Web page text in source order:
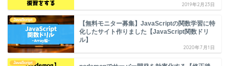
2019年2月23日
JavaScript
【無料モニター募集】JavaScriptの関数学習に特
化したサイト作りました【JavaScript関数ドリ
ル】
2020年7月1日
JavaScript